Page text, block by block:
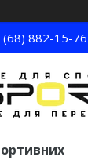
(68) 882-15-76